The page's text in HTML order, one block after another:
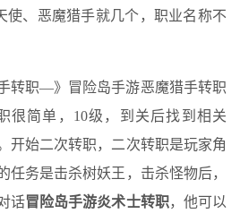
、恶魔猎手就几个，职业名称不
转职—》冒险岛手游恶魔猎手转职
很简单，10级，到关后找到相关
开始二次转职，二次转职是玩家角
任务是击杀树妖王，击杀怪物后，
话冒险岛手游炎术士转职，他可以